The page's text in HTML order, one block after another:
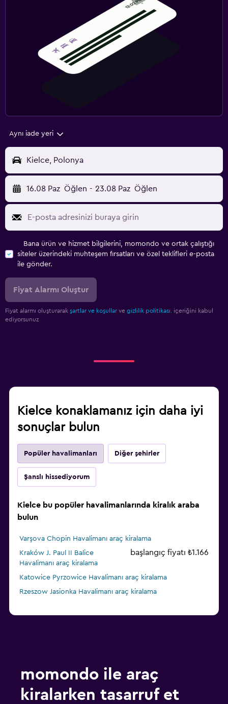
Aynı iade yeri
Kielce, Polonya
16.08 Paz Öğlen - 23.08 Paz Öğlen
Bana ürün ve hizmet bilgilerini, momondo ve ortak çalıştığı
siteler üzerindeki muhteşem fırsatları ve özel teklifleri e-posta
ile gönder.
Fiyat Alarmı Oluştur
Fiyat alarmı oluşturarak şartlar ve koşullar ve gizlilik politikası. içeriğini kabul
ediyorsunuz
Kielce konaklamanız için daha iyi
sonuçlar bulun
Popüler havalimanları Diğer şehirler
Şanslı hissediyorum
Kielce bu popüler havalimanlarında kiralık araba
bulun
Varşova Chopin Havalimanı araç kiralama
Kraków J. Paul II Balice
Havalimanı araç kiralama
başlangıç fiyatı ₺1.166
Katowice Pyrzowice Havalimanı araç kiralama
Rzeszow Jasionka Havalimanı araç kiralama
momondo ile araç
kiralarken tasarruf et